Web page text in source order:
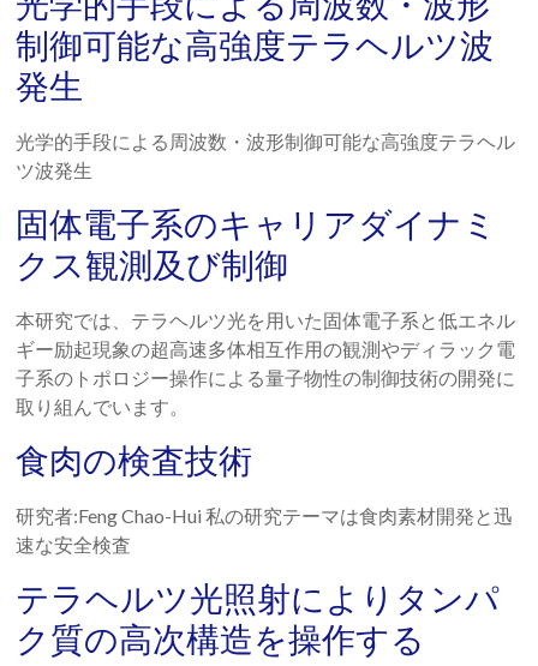
イ
メ
ー
ジ
グ
研
究
チ
ー
ム
制御可能な高強度テラヘルツ波
発生
光学的手段による周波数・波形制御可能な高強度テラヘル
ツ波発生
固体電子系のキャリアダイナミ
クス観測及び制御
本研究では、テラヘルツ光を用いた固体電子系と低エネル
ギー励起現象の超高速多体相互作用の観測やディラック電
子系のトポロジー操作による量子物性の制御技術の開発に
取り組んでいます。
食肉の検査技術
研究者:Feng Chao-Hui 私の研究テーマは食肉素材開発と迅
速な安全検査
テラヘルツ光照射によりタンパ
ク質の高次構造を操作する